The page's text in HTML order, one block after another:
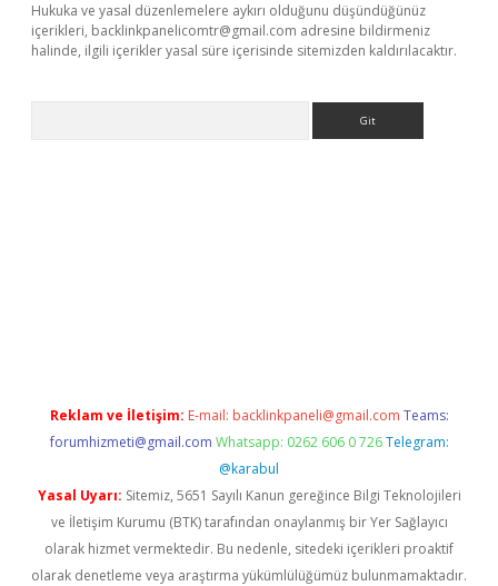
Hukuka ve yasal düzenlemelere aykırı olduğunu düşündüğünüz
içerikleri, backlinkpanelicomtr@gmail.com adresine bildirmeniz
halinde, ilgili içerikler yasal süre içerisinde sitemizden kaldırılacaktır.
Reklam ve İletişim: E-mail: backlinkpaneli@gmail.com Teams:
forumhizmeti@gmail.com Whatsapp: 0262 606 0 726 Telegram:
@karabul
Yasal Uyarı: Sitemiz, 5651 Sayılı Kanun gereğince Bilgi Teknolojileri
ve İletişim Kurumu (BTK) tarafından onaylanmış bir Yer Sağlayıcı
olarak hizmet vermektedir. Bu nedenle, sitedeki içerikleri proaktif
olarak denetleme veya araştırma yükümlülüğümüz bulunmamaktadır.